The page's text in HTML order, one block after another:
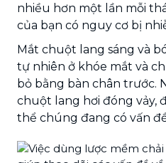
nhiều hơn một lần mỗi
của bạn có nguy cơ bị
Mắt chuột lang sáng và
tự nhiên ở khóe mắt và
bỏ bằng bàn chân trước.
chuột lang hơi đóng vảy,
thể chúng đang có vấn